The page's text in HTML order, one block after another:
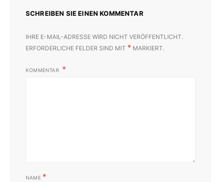
SCHREIBEN SIE EINEN KOMMENTAR
IHRE E-MAIL-ADRESSE WIRD NICHT VERÖFFENTLICHT.
ERFORDERLICHE FELDER SIND MIT * MARKIERT.
KOMMENTAR
NAME *